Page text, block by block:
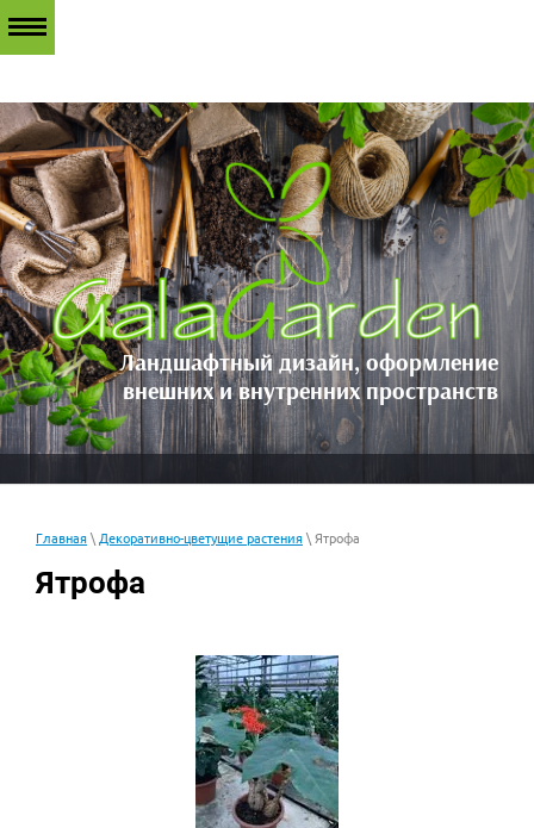
Ландшафтный дизайн, оформление
внешних и внутренних пространств
Главная \ Декоративно-цветущие растения \ Ятрофа
Ятрофа